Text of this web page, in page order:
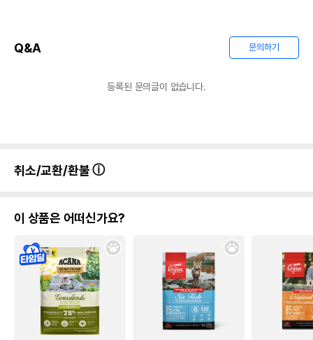
Q&A 문의하기
등록된 문의글이 없습니다.
취소/교환/환불
이 상품은 어떠신가요?